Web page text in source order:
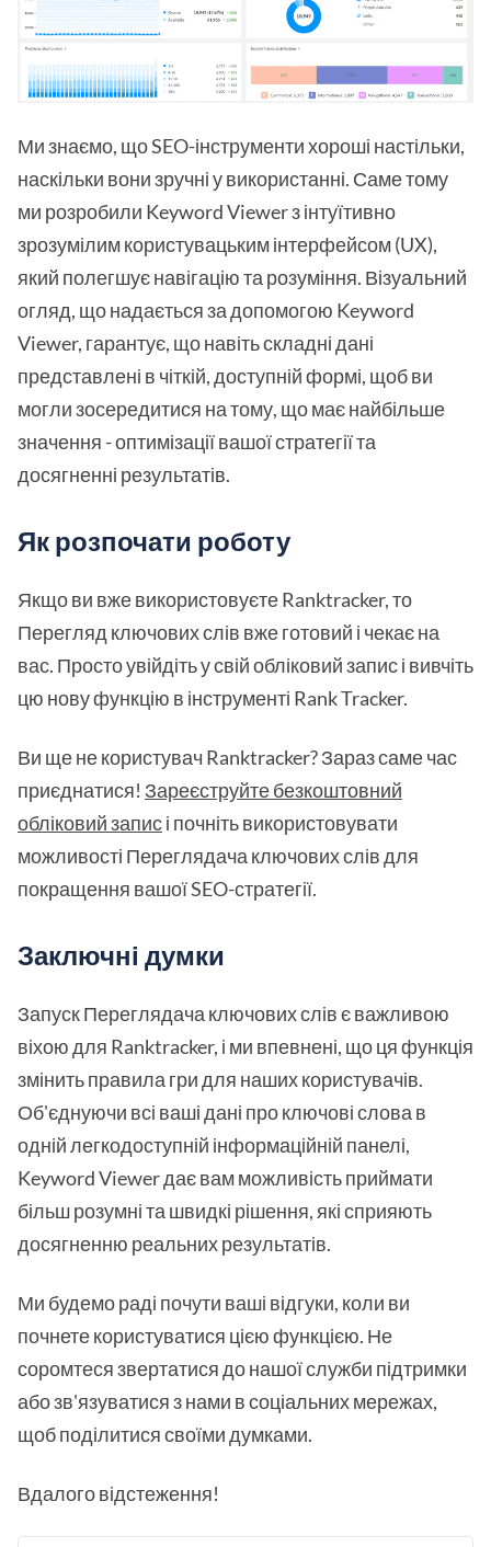
Ми знаємо, що SEO-інструменти хороші настільки,
наскільки вони зручні у використанні. Саме тому
ми розробили Keyword Viewer з інтуїтивно
зрозумілим користувацьким інтерфейсом (UX),
який полегшує навігацію та розуміння. Візуальний
огляд, що надається за допомогою Keyword
Viewer, гарантує, що навіть складні дані
представлені в чіткій, доступній формі, щоб ви
могли зосередитися на тому, що має найбільше
значення - оптимізації вашої стратегії та
досягненні результатів.
Як розпочати роботу
Якщо ви вже використовуєте Ranktracker, то
Перегляд ключових слів вже готовий і чекає на
вас. Просто увійдіть у свій обліковий запис і вивчіть
цю нову функцію в інструменті Rank Tracker.
Ви ще не користувач Ranktracker? Зараз саме час
приєднатися! Зареєструйте безкоштовний
обліковий записі почніть використовувати
можливості Переглядача ключових слів для
покращення вашої SEO-стратегії.
Заключні думки
Запуск Переглядача ключових слів є важливою
віхою для Ranktracker, і ми впевнені, що ця функція
змінить правила гри для наших користувачів.
Об'єднуючи всі ваші дані про ключові слова в
одній легкодоступній інформаційній панелі,
Keyword Viewer дає вам можливість приймати
більш розумні та швидкі рішення, які сприяють
досягненню реальних результатів.
Ми будемо раді почути ваші відгуки, коли ви
почнете користуватися цією функцією. Не
соромтеся звертатися до нашої служби підтримки
або зв'язуватися з нами в соціальних мережах,
щоб поділитися своїми думками.
Вдалого відстеження!